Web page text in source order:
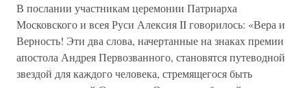
В послании участникам церемонии Патриарха
Московского и всея Руси Алексия II говорилось: «Вера и
Верность! Эти два слова, начертанные на знаках премии
апостола Андрея Первозванного, становятся путеводной
звездой для каждого человека, стремящегося быть